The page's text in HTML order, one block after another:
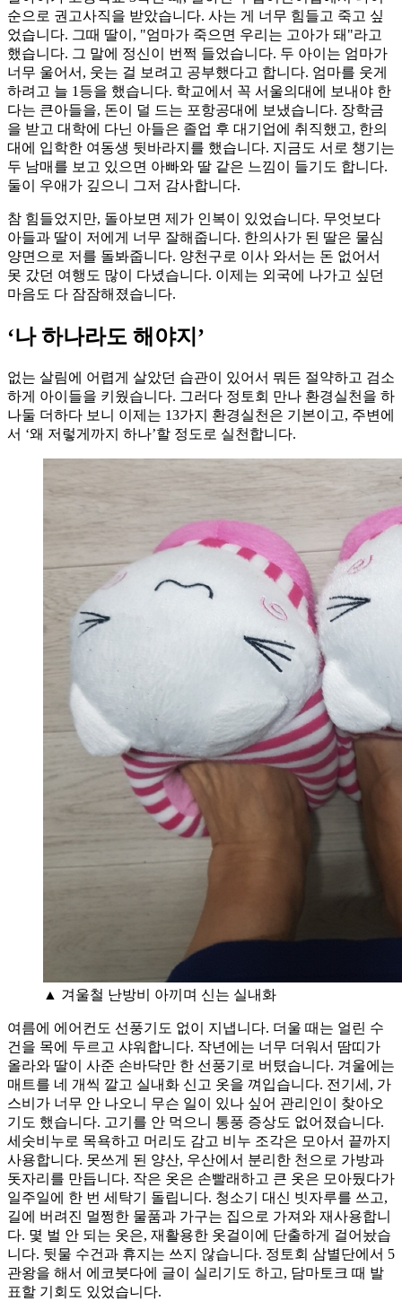
순으로 권고사직을 받았습니다. 사는 게 너무 힘들고 죽고 싶
었습니다. 그때 딸이, "엄마가 죽으면 우리는 고아가 돼"라고
했습니다. 그 말에 정신이 번쩍 들었습니다. 두 아이는 엄마가
너무 울어서, 웃는 걸 보려고 공부했다고 합니다. 엄마를 웃게
하려고 늘 1등을 했습니다. 학교에서 꼭 서울의대에 보내야 한
다는 큰아들을, 돈이 덜 드는 포항공대에 보냈습니다. 장학금
을 받고 대학에 다닌 아들은 졸업 후 대기업에 취직했고, 한의
대에 입학한 여동생 뒷바라지를 했습니다. 지금도 서로 챙기는
두 남매를 보고 있으면 아빠와 딸 같은 느낌이 들기도 합니다.
둘이 우애가 깊으니 그저 감사합니다.
참 힘들었지만, 돌아보면 제가 인복이 있었습니다. 무엇보다
아들과 딸이 저에게 너무 잘해줍니다. 한의사가 된 딸은 물심
양면으로 저를 돌봐줍니다. 양천구로 이사 와서는 돈 없어서
못 갔던 여행도 많이 다녔습니다. 이제는 외국에 나가고 싶던
마음도 다 잠잠해졌습니다.
‘나 하나라도 해야지’
없는 살림에 어렵게 살았던 습관이 있어서 뭐든 절약하고 검소
하게 아이들을 키웠습니다. 그러다 정토회 만나 환경실천을 하
나둘 더하다 보니 이제는 13가지 환경실천은 기본이고, 주변에
서 ‘왜 저렇게까지 하나’할 정도로 실천합니다.
▲ 겨울철 난방비 아끼며 신는 실내화
여름에 에어컨도 선풍기도 없이 지냅니다. 더울 때는 얼린 수
건을 목에 두르고 샤워합니다. 작년에는 너무 더워서 땀띠가
올라와 딸이 사준 손바닥만 한 선풍기로 버텼습니다. 겨울에는
매트를 네 개씩 깔고 실내화 신고 옷을 껴입습니다. 전기세, 가
스비가 너무 안 나오니 무슨 일이 있나 싶어 관리인이 찾아오
기도 했습니다. 고기를 안 먹으니 통풍 증상도 없어졌습니다.
세숫비누로 목욕하고 머리도 감고 비누 조각은 모아서 끝까지
사용합니다. 못쓰게 된 양산, 우산에서 분리한 천으로 가방과
돗자리를 만듭니다. 작은 옷은 손빨래하고 큰 옷은 모아뒀다가
일주일에 한 번 세탁기 돌립니다. 청소기 대신 빗자루를 쓰고,
길에 버려진 멀쩡한 물품과 가구는 집으로 가져와 재사용합니
다. 몇 벌 안 되는 옷은, 재활용한 옷걸이에 단출하게 걸어놨습
니다. 뒷물 수건과 휴지는 쓰지 않습니다. 정토회 삼별단에서 5
관왕을 해서 에코붓다에 글이 실리기도 하고, 담마토크 때 발
표할 기회도 있었습니다.